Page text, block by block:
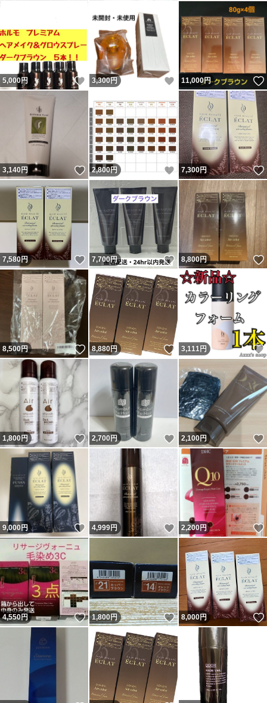
5,000円 いいね！
3,300円 いいね！
11,000円
3,140円 いいね！
2,800円 いいね！
7,300円
7,580円 いいね！
7,700円 いいね！
8,800円
8,500円 いいね！
8,880円 いいね！
3,111円
1,800円 いいね！
2,700円 いいね！
2,100円
9,000円 いいね！
4,999円 いいね！
2,200円
4,550円 いいね！
1,800円 いいね！
8,000円